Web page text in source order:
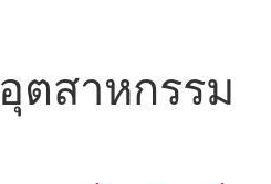
อุตสาหกรรม